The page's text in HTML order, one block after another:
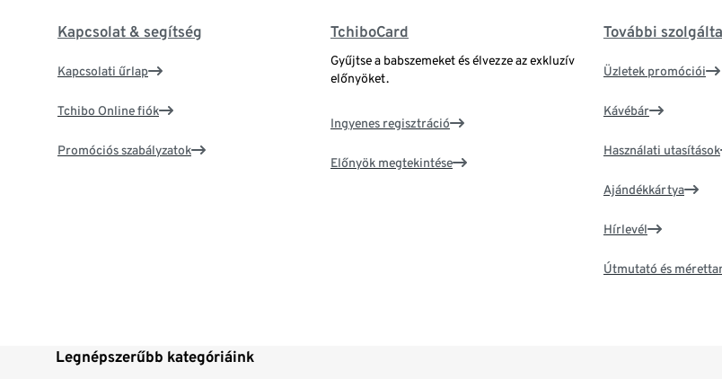
Kapcsolat & segítség
Kapcsolati űrlap
Tchibo Online fiók
Promóciós szabályzatok
TchiboCard
Gyűjtse a babszemeket és élvezze az exkluzív
előnyöket.
Ingyenes regisztráció
Előnyök megtekintése
További
Üzletek promóciói
Kávébár
Használati utasítások
Ajándékkártya
Hírlevél
Útmutató és
Legnépszerűbb kategóriáink